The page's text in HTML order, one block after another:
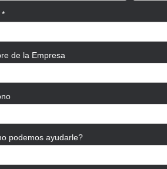
*
de la Empresa
podemos ayudarle?